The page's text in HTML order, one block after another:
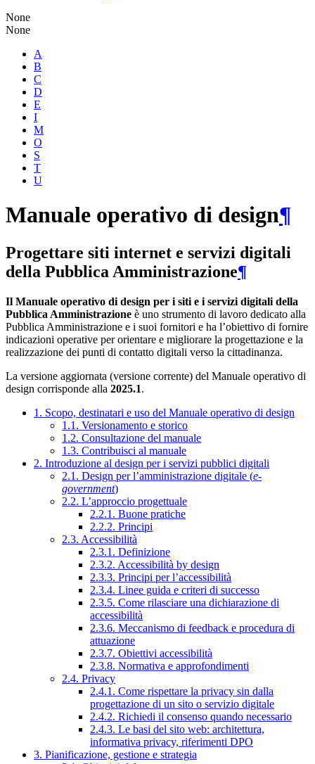
None
None
A
B
C
D
E
I
M
O
S
T
U
Manuale operativo di design¶
Progettare siti internet e servizi digitali
della Pubblica Amministrazione¶
Il Manuale operativo di design per i siti e i servizi digitali della
Pubblica Amministrazione è uno strumento di lavoro dedicato alla
Pubblica Amministrazione e i suoi fornitori e ha l’obiettivo di fornire
indicazioni operative per orientare e migliorare la progettazione e la
realizzazione dei punti di contatto digitali verso la cittadinanza.
La versione aggiornata (versione corrente) del Manuale operativo di
design corrisponde alla 2025.1.
1. Scopo, destinatari e uso del Manuale operativo di design
1.1. Versionamento e storico
1.2. Consultazione del manuale
1.3. Contribuisci al manuale
2. Introduzione al design per i servizi pubblici digitali
2.1. Design per l’amministrazione digitale (e-
government)
2.2. L’approccio progettuale
2.2.1. Buone pratiche
2.2.2. Principi
2.3. Accessibilità
2.3.1. Definizione
2.3.2. Accessibilità by design
2.3.3. Principi per l’accessibilità
2.3.4. Linee guida e criteri di successo
2.3.5. Come rilasciare una dichiarazione di
accessibilità
2.3.6. Meccanismo di feedback e procedura di
attuazione
2.3.7. Obiettivi accessibilità
2.3.8. Normativa e approfondimenti
2.4. Privacy
2.4.1. Come rispettare la privacy sin dalla
progettazione di un sito o servizio digitale
2.4.2. Richiedi il consenso quando necessario
2.4.3. Le basi del sito web: architettura,
informativa privacy, riferimenti DPO
3. Pianificazione, gestione e strategia